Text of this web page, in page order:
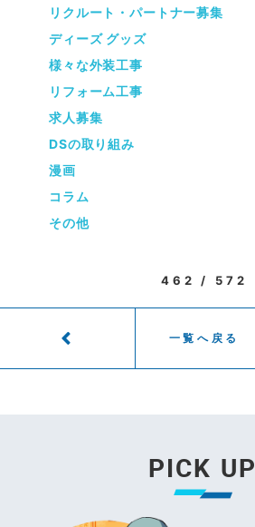
リクルート・パートナー募集
ディーズ グッズ
様々な外装工事
リフォーム工事
求人募集
DSの取り組み
漫画
コラム
その他
462 / 572
一覧へ戻る
PICK UP